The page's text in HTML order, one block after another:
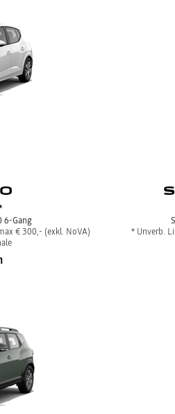
6-Gang
€ 300,- (exkl. NoVA)
* Unverb.